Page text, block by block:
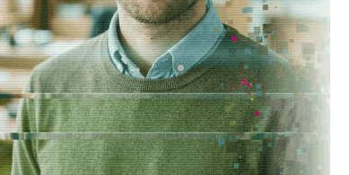
ve vztahu k marketingu.
6 (IPv6).
typy připojení.